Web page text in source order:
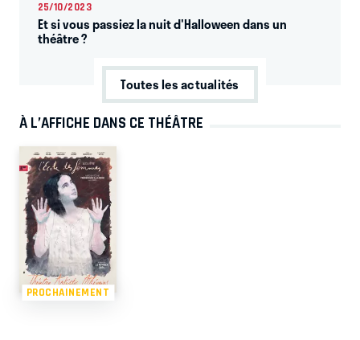
25/10/2023
Et si vous passiez la nuit d'Halloween dans un
théâtre ?
Toutes les actualités
À L’AFFICHE DANS CE THÉÂTRE
PROCHAINEMENT